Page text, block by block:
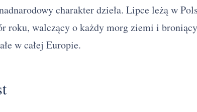
charakter dzieła. Lipce leżą w
roku, walczący o każdy morg ziemi i
w całej Europie.